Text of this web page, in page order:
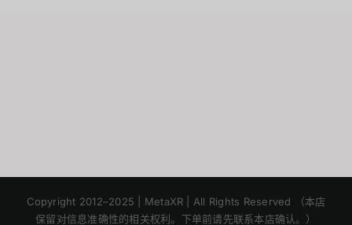
Copyright 2012–2025 | MetaXR | All Rights Reserved （本店
保留对信息准确性的相关权利。下单前请先联系本店确认。）
English
Korean